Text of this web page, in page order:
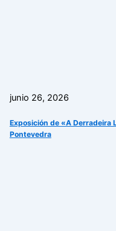
junio 26, 2026
Exposición de «A Derradeira
Pontevedra